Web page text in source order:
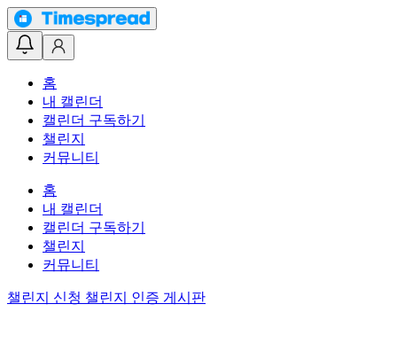
홈
내 캘린더
캘린더 구독하기
챌린지
커뮤니티
홈
내 캘린더
캘린더 구독하기
챌린지
커뮤니티
챌린지 신청 챌린지 인증 게시판